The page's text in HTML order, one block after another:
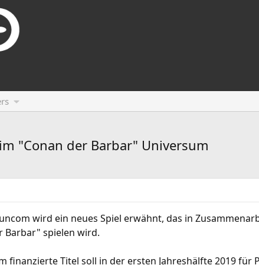
"Conan der Barbar" Universum
wird ein neues Spiel erwähnt, das in
Barbar" spielen wird.
finanzierte Titel soll in der ersten Jahreshälfte 2019 für